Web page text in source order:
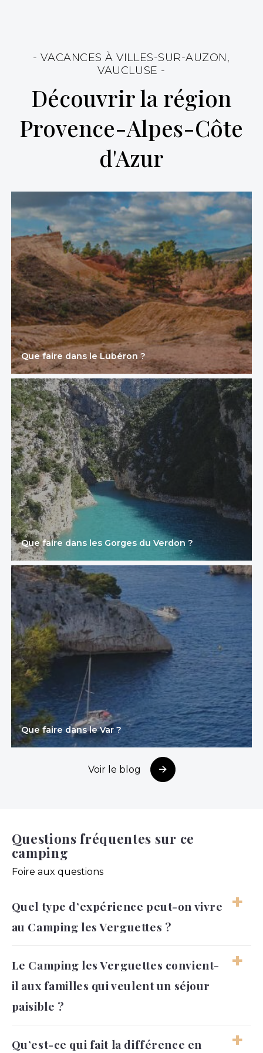
- VACANCES À VILLES-SUR-AUZON,
VAUCLUSE -
Découvrir la région
Provence-Alpes-Côte
d'Azur
Que faire dans le Lubéron ?
Que faire dans les Gorges du Verdon ?
Que faire dans le Var ?
Voir le blog
Questions fréquentes sur ce
camping
Foire aux questions
Quel type d’expérience peut-on vivre
au Camping les Verguettes ?
On peut vivre des vacances nature,
confortables et calmes, avec des moments de
baignade et des sorties en Provence. Le
alterner repos et découvertes.
Le Camping les Verguettes convient-
il aux familles qui veulent un séjour
paisible ?
Oui, l’ambiance familiale et le cadre arboré
permettent de profiter de journées simples,
Qu’est-ce qui fait la différence en